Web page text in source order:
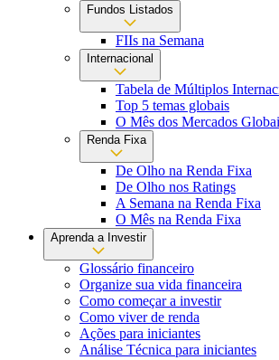
Fundos Listados
FIIs na Semana
Internacional
Tabela de Múltiplos
Top 5 temas globais
O Mês dos Mercados
Renda Fixa
De Olho na Renda Fixa
De Olho nos Ratings
A Semana na Renda Fixa
O Mês na Renda Fixa
Aprenda a Investir
Glossário financeiro
Organize sua vida financeira
Como começar a investir
Como viver de renda
Ações para iniciantes
Análise Técnica para iniciantes